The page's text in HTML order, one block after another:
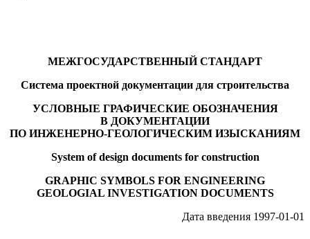
МЕЖГОСУДАРСТВЕННЫЙ СТАНДАРТ
Система проектной документации для строительства
УСЛОВНЫЕ ГРАФИЧЕСКИЕ ОБОЗНАЧЕНИЯ
В ДОКУМЕНТАЦИИ
ПО ИНЖЕНЕРНО-ГЕОЛОГИЧЕСКИМ ИЗЫСКАНИЯМ
System of design documents for construction
GRAPHIC SYMBOLS FOR ENGINEERING
GEOLOGIAL INVESTIGATION DOCUMENTS
Дата введения 1997-01-01